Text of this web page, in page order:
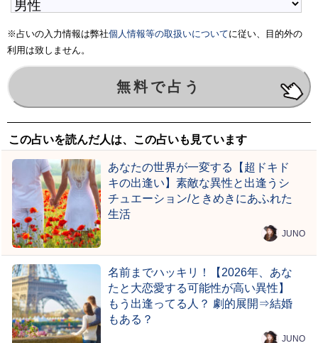
※占いの入力情報は弊社個人情報等の取扱いについてに従い、目的外の
利用は致しません。
この占いを読んだ人は、この占いも見ています
あなたの世界が一変する【超ドキド
キの出逢い】素敵な異性と出逢うシ
チュエーション/ときめきにあふれた
生活
JUNO
名前までハッキリ！【2026年、あな
たと大恋愛する可能性が高い異性】
もう出逢ってる人？ 劇的展開⇒結婚
もある？
JUNO